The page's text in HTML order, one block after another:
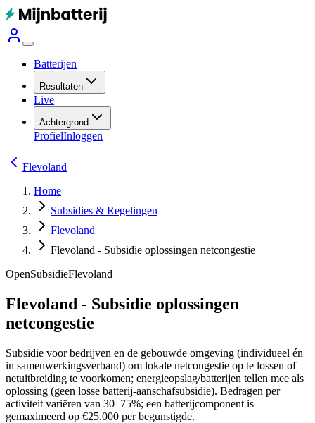
Batterijen
Resultaten
Live
Achtergrond
ProfielInloggen
Flevoland
Home
Subsidies & Regelingen
Flevoland
Flevoland - Subsidie oplossingen netcongestie
OpenSubsidieFlevoland
Flevoland - Subsidie oplossingen
netcongestie
Subsidie voor bedrijven en de gebouwde omgeving (individueel én
in samenwerkingsverband) om lokale netcongestie op te lossen of
netuitbreiding te voorkomen; energieopslag/batterijen tellen mee als
oplossing (geen losse batterij-aanschafsubsidie). Bedragen per
activiteit variëren van 30–75%; een batterijcomponent is
gemaximeerd op €25.000 per begunstigde.